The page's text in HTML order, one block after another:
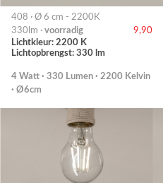
408 · Ø 6 cm - 2200K
330lm · voorradig
9,90
Lichtkleur: 2200 K
Lichtopbrengst: 330 lm
4 Watt · 330 Lumen · 2200 Kelvin
· Ø6cm